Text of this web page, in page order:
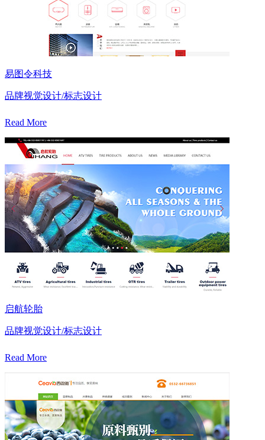
易图令科技
品牌视觉设计/标志设计
Read More
启航轮胎
品牌视觉设计/标志设计
Read More